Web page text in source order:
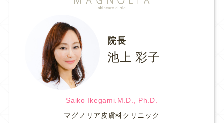
院長
池上 彩子
Saiko Ikegami.M.D., Ph.D.
マグノリア皮膚科クリニック